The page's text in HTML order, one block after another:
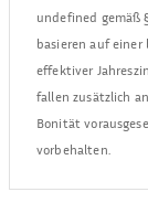
undefined gemäß
basieren auf
effektiver
fallen zusätzlich
Bonität
vorbehalten.